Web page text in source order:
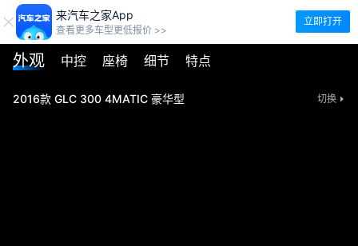
来汽车之家App
查看更多车型更低报价 >>
立即打开
外观 中控 座椅 细节 特点
2016款 GLC 300 4MATIC 豪华型 切换